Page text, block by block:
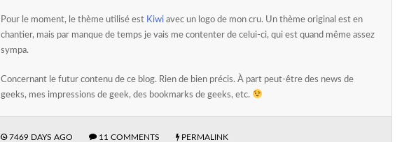
Pour le moment, le thème utilisé est Kiwi avec un logo de mon cru. Un thème original est en
chantier, mais par manque de temps je vais me contenter de celui-ci, qui est quand même assez
sympa.
Concernant le futur contenu de ce blog. Rien de bien précis. À part peut-être des news de
geeks, mes impressions de geek, des bookmarks de geeks, etc.
7469 DAYS AGO 11 COMMENTS PERMALINK